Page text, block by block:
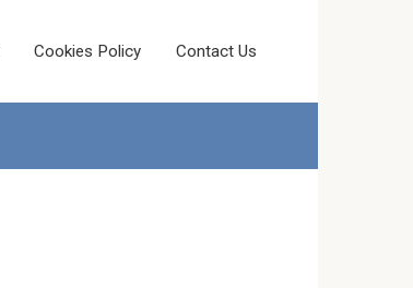
Cookies Policy Contact Us